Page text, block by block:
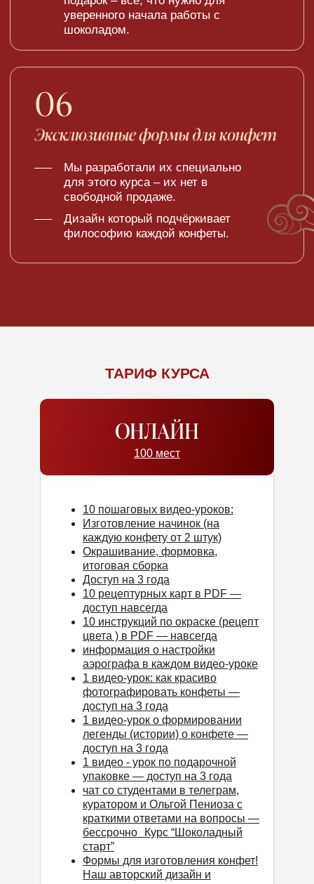
100 мест
10 пошаговых видео-уроков:
Изготовление начинок (на
каждую конфету от 2 штук)
Окрашивание, формовка,
итоговая сборка
Доступ на 3 года
10 рецептурных карт в PDF —
доступ навсегда
10 инструкций по окраске (рецепт
цвета ) в PDF — навсегда
информация о настройки
аэрографа в каждом видео-уроке
1 видео-урок: как красиво
фотографировать конфеты —
доступ на 3 года
1 видео-урок о формировании
легенды (истории) о конфете —
доступ на 3 года
1 видео - урок по подарочной
упаковке — доступ на 3 года
чат со студентами в телеграм,
куратором и Ольгой Пениоза с
краткими ответами на вопросы —
бессрочно Курс “Шоколадный
старт”
Формы для изготовления конфет!
Наш авторский дизайн и
ТАРИФ КУРСА